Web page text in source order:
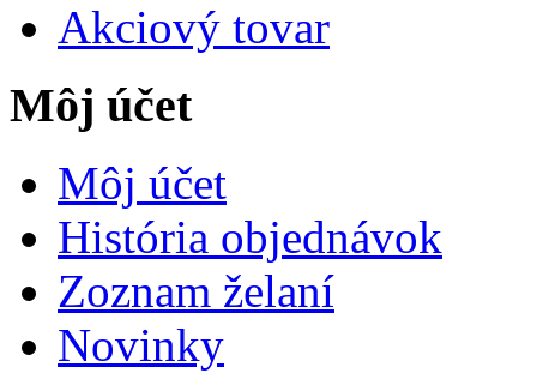
Akciový tovar
Môj účet
Môj účet
História objednávok
Zoznam želaní
Novinky